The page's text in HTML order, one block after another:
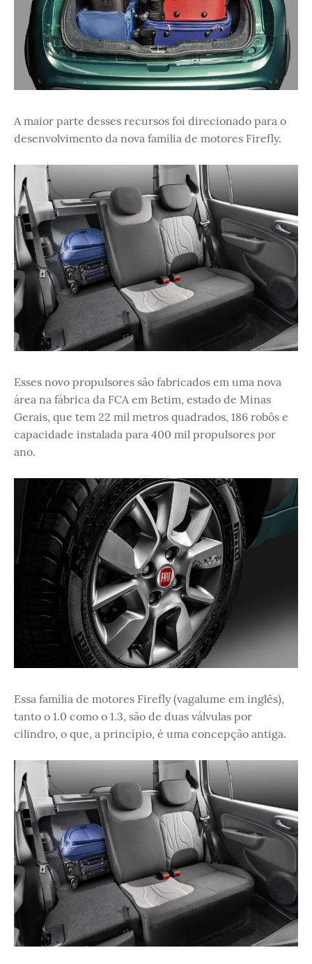
A maior parte desses recursos foi direcionado para o
desenvolvimento da nova família de motores Firefly.
Esses novo propulsores são fabricados em uma nova
área na fábrica da FCA em Betim, estado de Minas
Gerais, que tem 22 mil metros quadrados, 186 robôs e
capacidade instalada para 400 mil propulsores por
ano.
Essa família de motores Firefly (vagalume em inglês),
tanto o 1.0 como o 1.3, são de duas válvulas por
cilindro, o que, a princípio, é uma concepção antiga.